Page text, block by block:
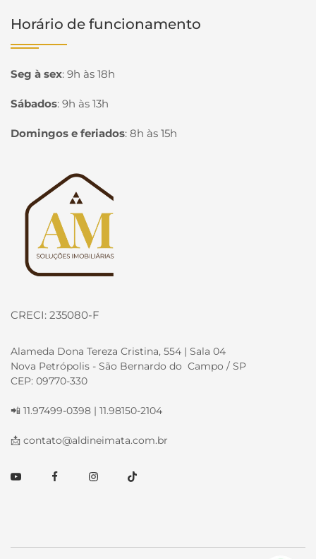
Horário de funcionamento
Seg à sex: 9h às 18h
Sábados: 9h às 13h
Domingos e feriados: 8h às 15h
Página inicial
CRECI: 235080-F
Alameda Dona Tereza Cristina, 554 | Sala 04
Nova Petrópolis - São Bernardo do Campo / SP
CEP: 09770-330
📲 11.97499-0398 | 11.98150-2104
📩 contato@aldineimata.com.br
YoutubeFacebookInstagramTikTok